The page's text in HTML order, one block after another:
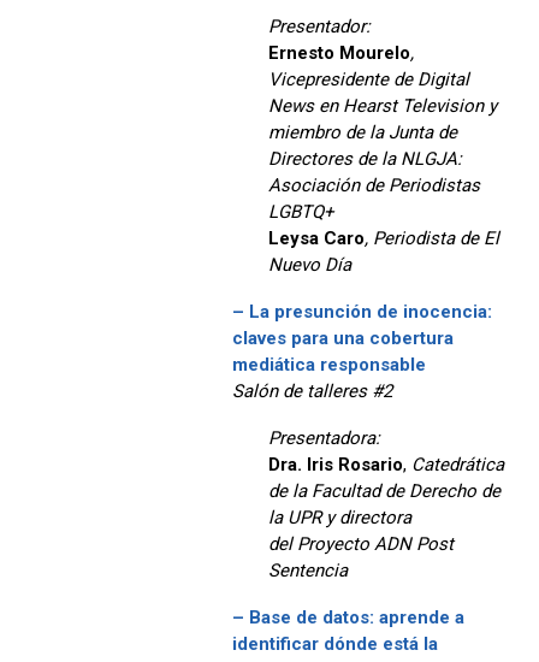
Presentador:
Ernesto Mourelo,
Vicepresidente de Digital
News en Hearst Television y
miembro de la Junta de
Directores de la NLGJA:
Asociación de Periodistas
LGBTQ+
Leysa Caro, Periodista de El
Nuevo Día
– La presunción de inocencia:
claves para una cobertura
mediática responsable
Salón de talleres #2
Presentadora:
Dra. Iris Rosario, Catedrática
de la Facultad de Derecho de
la UPR y directora
del Proyecto ADN Post
Sentencia
– Base de datos: aprende a
identificar dónde está la